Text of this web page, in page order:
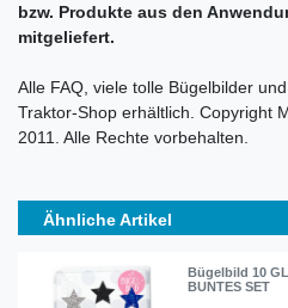
bzw. Produkte aus den
mitgeliefert.
Alle FAQ, viele tolle Bügelbilder
Traktor-Shop erhältlich. Copyright
2011. Alle Rechte vorbehalten.
Ähnliche Artikel
Bügelbild 10
BUNTES SET